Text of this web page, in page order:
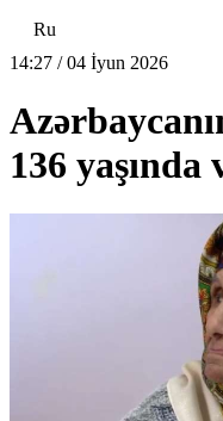
Ru
14:27 / 04 İyun 2026
136